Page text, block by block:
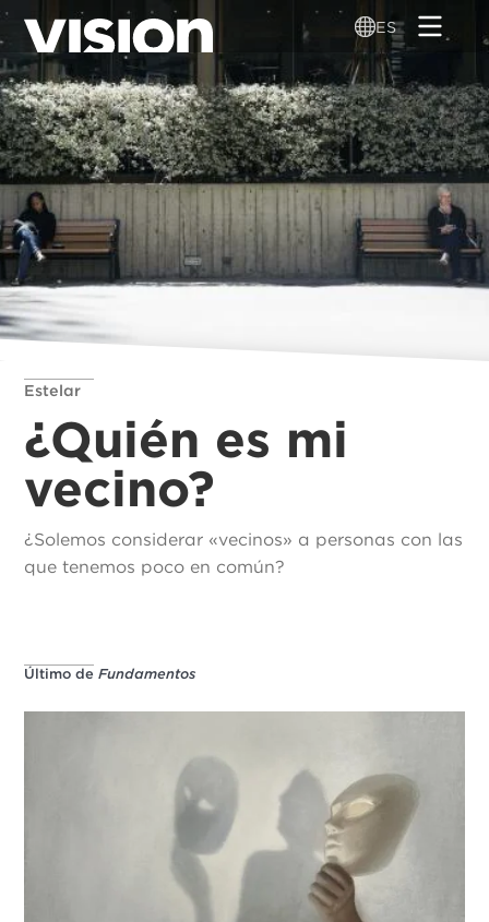
Pasar
al
contenido
principal
ES
Estelar
¿Quién es mi
vecino?
¿Solemos considerar «vecinos» a personas con las
que tenemos poco en común?
Último deFundamentos